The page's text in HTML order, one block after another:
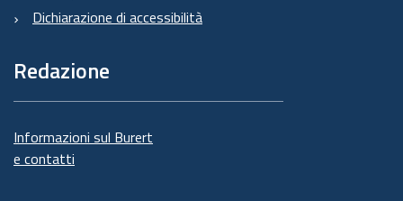
Dichiarazione di accessibilità
Redazione
Informazioni sul Burert
e contatti